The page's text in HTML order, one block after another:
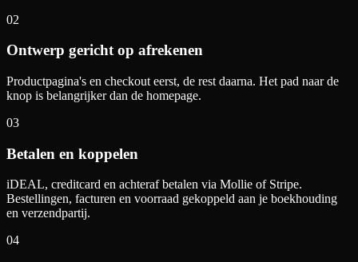
02
Ontwerp gericht op afrekenen
Productpagina's en checkout eerst, de rest daarna. Het pad naar de
knop is belangrijker dan de homepage.
03
Betalen en koppelen
iDEAL, creditcard en achteraf betalen via Mollie of Stripe.
Bestellingen, facturen en voorraad gekoppeld aan je boekhouding
en verzendpartij.
04